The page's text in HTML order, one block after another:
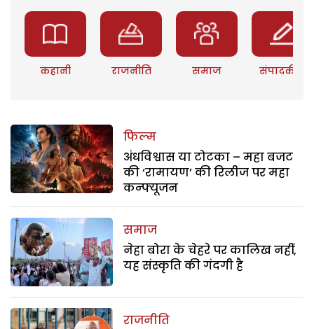
कहानी राजनीति समाज संपादकीय
फिल्म
अंधविश्वास या टोटका – महा बजट
की ‘रामायण’ की रिलीज पर महा
कन्फ्यूजन
समाज
नेहा बोरा के चेहरे पर कालिख नहीं,
यह संस्कृति की गंदगी है
राजनीति